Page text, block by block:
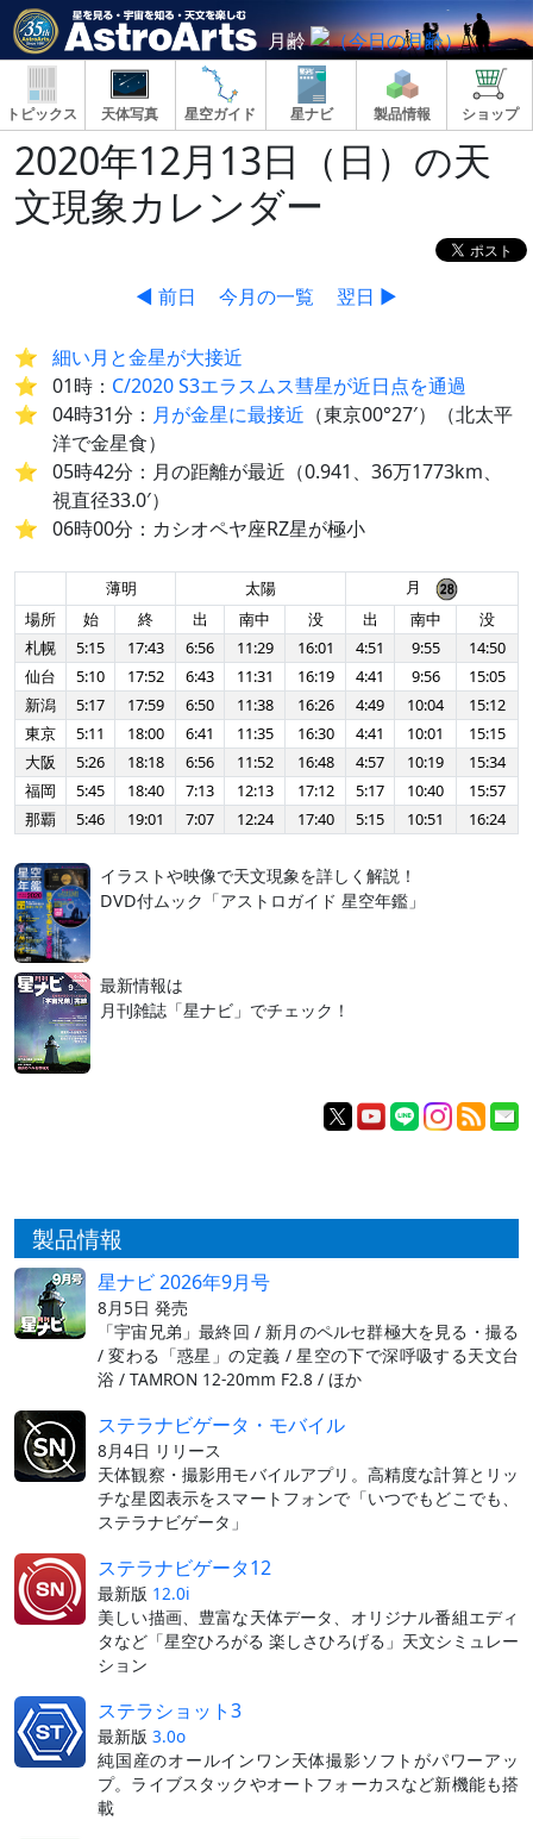
月齢
トピックス 天体写真 星空ガイド 星ナビ 製品情報 ショップ
2020年12月13日（日）の天
文現象カレンダー
◀ 前日 今月の一覧 翌日 ▶
細い月と金星が大接近
01時： C/2020 S3エラスムス彗星が近日点を通過
04時31分： 月が金星に最接近 （東京00°27′）（北太平
洋で金星食）
05時42分：月の距離が最近（0.941、36万1773km、
視直径33.0′）
06時00分：カシオペヤ座RZ星が極小
薄明 太陽
月
場所
始 終 出 南中 没 出 南中
没
札幌
5:15 17:43 6:56 11:29 16:01 4:51 9:55
14:50
仙台
5:10 17:52 6:43 11:31 16:19 4:41 9:56
15:05
新潟
5:17 17:59 6:50 11:38 16:26 4:49 10:04
15:12
東京
5:11 18:00 6:41 11:35 16:30 4:41 10:01
15:15
大阪
5:26 18:18 6:56 11:52 16:48 4:57 10:19
15:34
福岡
5:45 18:40 7:13 12:13 17:12 5:17 10:40
15:57
那覇
5:46 19:01 7:07 12:24 17:40 5:15 10:51 16:24
イラストや映像で天文現象を詳しく解説！
DVD付ムック「アストロガイド 星空年鑑」
最新情報は
月刊雑誌「星ナビ」でチェック！
製品情報
星ナビ 2026年9月号
8月5日 発売
「宇宙兄弟」最終回 / 新月のペルセ群極大を見る・撮る
/ 変わる「惑星」の定義 / 星空の下で深呼吸する天文台
浴 / TAMRON 12-20mm F2.8 / ほか
ステラナビゲータ・モバイル
8月4日 リリース
天体観察・撮影用モバイルアプリ。高精度な計算とリッ
チな星図表示をスマートフォンで「いつでもどこでも、
ステラナビゲータ」
ステラナビゲータ12
最新版 12.0i
美しい描画、豊富な天体データ、オリジナル番組エディ
タなど「星空ひろがる 楽しさひろげる」天文シミュレー
ション
ステラショット3
最新版 3.0o
純国産のオールインワン天体撮影ソフトがパワーアッ
プ。ライブスタックやオートフォーカスなど新機能も搭
載